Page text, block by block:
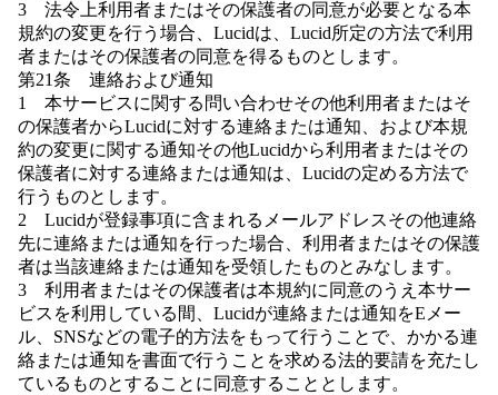
3 法令上利用者またはその保護者の同意が必要となる本
規約の変更を行う場合、Lucidは、Lucid所定の方法で利用
者またはその保護者の同意を得るものとします。
第21条 連絡および通知
1 本サービスに関する問い合わせその他利用者またはそ
の保護者からLucidに対する連絡または通知、および本規
約の変更に関する通知その他Lucidから利用者またはその
保護者に対する連絡または通知は、Lucidの定める方法で
行うものとします。
2 Lucidが登録事項に含まれるメールアドレスその他連絡
先に連絡または通知を行った場合、利用者またはその保護
者は当該連絡または通知を受領したものとみなします。
3 利用者またはその保護者は本規約に同意のうえ本サー
ビスを利用している間、Lucidが連絡または通知をEメー
ル、SNSなどの電子的方法をもって行うことで、かかる連
絡または通知を書面で行うことを求める法的要請を充たし
ているものとすることに同意することとします。